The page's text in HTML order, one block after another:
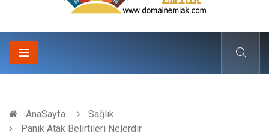
AnaSayfa
Sağlık
Panik Atak Belirtileri Nelerdir